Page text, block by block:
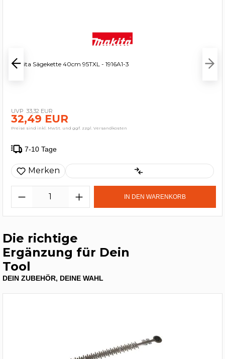
Makita Sägekette 40cm 95TXL - 1916A1-3
33,32 EUR
32,49 EUR
Preise sind inkl. MwSt. und ggf. zzgl. Versandkosten
7-10 Tage
Merken
IN DEN WARENKORB
Die richtige
Ergänzung für Dein
Tool
DEIN ZUBEHÖR, DEINE WAHL